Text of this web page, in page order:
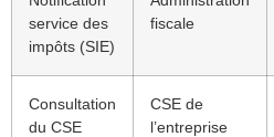
service des
impôts (SIE)
fiscale
Consultation
du CSE
CSE de
l’entreprise